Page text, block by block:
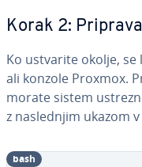
Korak 2:
Ko ustvarite okolje, se
ali konzole Proxmox.
morate sistem
z na­sle­dnjim ukazom
bash